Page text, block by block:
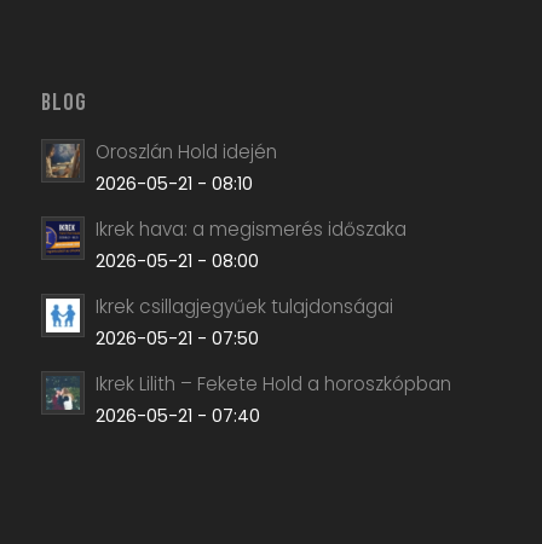
BLOG
Oroszlán Hold idején
2026-05-21 - 08:10
Ikrek hava: a megismerés időszaka
2026-05-21 - 08:00
Ikrek csillagjegyűek tulajdonságai
2026-05-21 - 07:50
Ikrek Lilith – Fekete Hold a horoszkópban
2026-05-21 - 07:40